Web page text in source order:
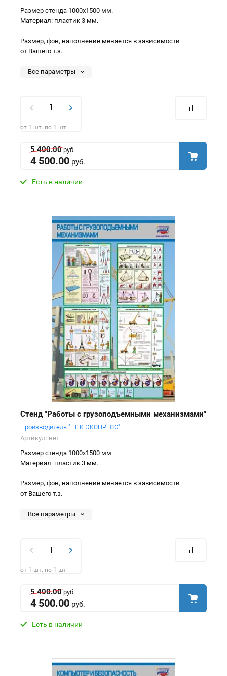
Размер стенда 1000х1500 мм.
Материал: пластик 3 мм.
Размер, фон, наполнение меняется в зависимости
от Вашего т.з.
Все параметры
от 1 шт. по 1 шт.
5 400.00руб.
4 500.00 руб.
Есть в наличии
Стенд "Работы с грузоподъемными механизмами"
Производитель "ППК ЭКСПРЕСС"
Артикул: нет
Размер стенда 1000х1500 мм.
Материал: пластик 3 мм.
Размер, фон, наполнение меняется в зависимости
от Вашего т.з.
Все параметры
от 1 шт. по 1 шт.
5 400.00руб.
4 500.00 руб.
Есть в наличии